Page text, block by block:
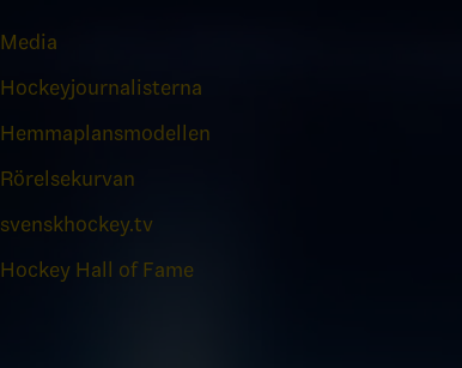
Media
Hockeyjournalisterna
Hemmaplansmodellen
Rörelsekurvan
svenskhockey.tv
Hockey Hall of Fame